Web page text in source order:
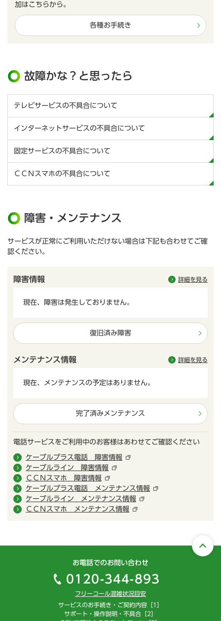
加はこちらから。
各種お手続き
故障かな？と思ったら
テレビサービスの不具合について
インターネットサービスの不具合について
固定サービスの不具合について
ＣＣＮスマホの不具合について
障害・メンテナンス
サービスが正常にご利用いただけない場合は下記も合わせてご確
認ください。
障害情報 詳細を見る
現在、障害は発生しておりません。
復旧済み障害
メンテナンス情報 詳細を見る
現在、メンテナンスの予定はありません。
完了済みメンテナンス
電話サービスをご利用中のお客様はあわせてご確認ください
ケーブルプラス電話 障害情報
ケーブルライン 障害情報
ＣＣＮスマホ 障害情報
ケーブルプラス電話 メンテナンス情報
ケーブルライン メンテナンス情報
ＣＣＮスマホ メンテナンス情報
お電話でのお問い合わせ
0120-344-893
フリーコール混雑状況目安
サービスのお手続き・ご契約内容［1］
サポート・操作説明・不具合［2］